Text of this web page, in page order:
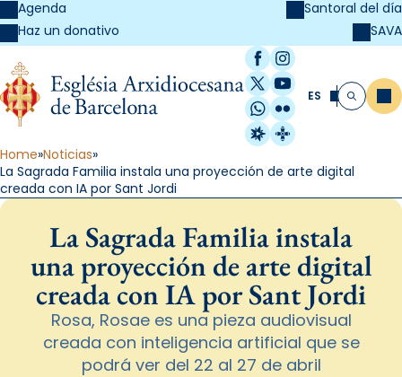
Agenda
Haz un donativo
Santoral del día
SAVA
Facebook
Instagram
X / Twitter
YouTube
WhatsApp
Flickr
Radio Estel
Catalunya
ES Buscar
Home Noticias
La Sagrada Familia instala una proyección de arte digital
creada con IA por Sant Jordi
La Sagrada Familia instala
una proyección de arte digital
creada con IA por Sant Jordi
Rosa, Rosae es una pieza audiovisual
creada con inteligencia artificial que se
podrá ver del 22 al 27 de abril